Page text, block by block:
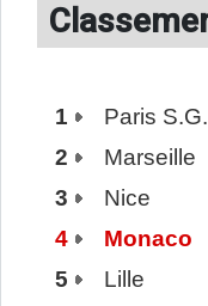
1
Paris S.G.
2
Marseille
3
Nice
4
Monaco
5
Lille